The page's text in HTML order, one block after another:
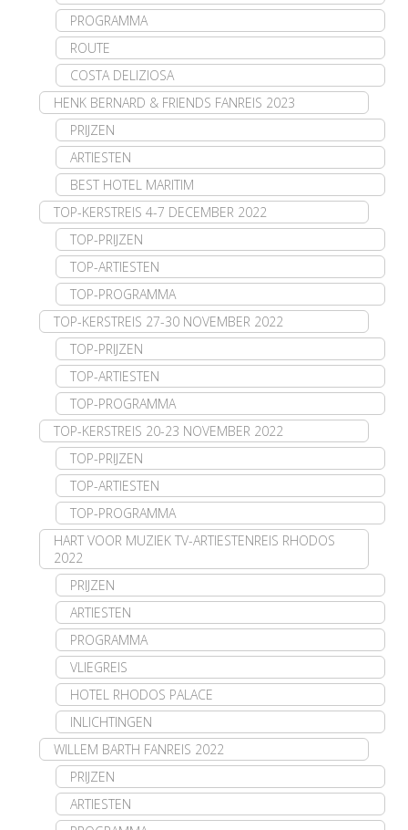
PROGRAMMA
ROUTE
COSTA DELIZIOSA
HENK BERNARD & FRIENDS FANREIS 2023
PRIJZEN
ARTIESTEN
BEST HOTEL MARITIM
TOP-KERSTREIS 4-7 DECEMBER 2022
TOP-PRIJZEN
TOP-ARTIESTEN
TOP-PROGRAMMA
TOP-KERSTREIS 27-30 NOVEMBER 2022
TOP-PRIJZEN
TOP-ARTIESTEN
TOP-PROGRAMMA
TOP-KERSTREIS 20-23 NOVEMBER 2022
TOP-PRIJZEN
TOP-ARTIESTEN
TOP-PROGRAMMA
HART VOOR MUZIEK TV-ARTIESTENREIS RHODOS
2022
PRIJZEN
ARTIESTEN
PROGRAMMA
VLIEGREIS
HOTEL RHODOS PALACE
INLICHTINGEN
WILLEM BARTH FANREIS 2022
PRIJZEN
ARTIESTEN